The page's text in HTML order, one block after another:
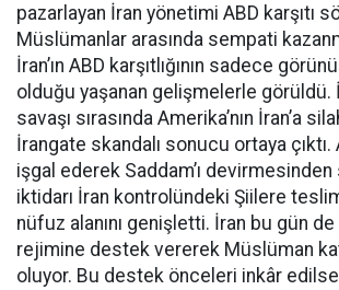
pazarlayan İran yönetimi ABD karşıtı
Müslümanlar arasında sempati
İran’ın ABD karşıtlığının sadece
olduğu yaşanan gelişmelerle görüldü.
savaşı sırasında Amerika’nın İran’a
İrangate skandalı sonucu ortaya çıktı.
işgal ederek Saddam’ı devirmesinden
iktidarı İran kontrolündeki Şiilere
nüfuz alanını genişletti. İran bu gün de
rejimine destek vererek Müslüman
oluyor. Bu destek önceleri inkâr edilse